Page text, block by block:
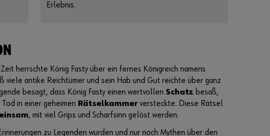
Erlebnis.
herrschte König Fasty über ein fernes Königreich namens
viele antike Reichtümer und sein Hab und Gut reichte über ganz
besagt, dass König Fasty einen wertvollen Schatz besaß,
in einer geheimen Rätselkammer versteckte. Diese Rätsel
, mit viel Grips und Scharfsinn gelöst werden.
zu Legenden wurden und nur noch Mythen über den